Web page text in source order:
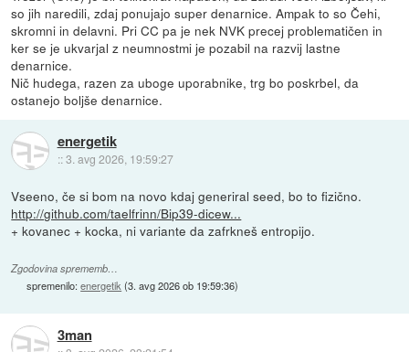
so jih naredili, zdaj ponujajo super denarnice. Ampak to so Čehi,
skromni in delavni. Pri CC pa je nek NVK precej problematičen in
ker se je ukvarjal z neumnostmi je pozabil na razvij lastne
denarnice.
Nič hudega, razen za uboge uporabnike, trg bo poskrbel, da
ostanejo boljše denarnice.
energetik
::3. avg 2026, 19:59:27
Vseeno, če si bom na novo kdaj generiral seed, bo to fizično.
http://github.com/taelfrinn/Bip39-dicew...
+ kovanec + kocka, ni variante da zafrkneš entropijo.
Zgodovina sprememb…
spremenilo:energetik(3. avg 2026 ob 19:59:36)
3man